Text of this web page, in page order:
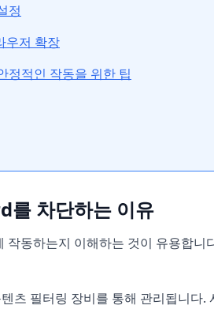
정
우저 확장
정적인 작동을 위한 팁
를 차단하는 이유
작동하는지 이해하는 것이 유용합니
츠 필터링 장비를 통해 관리됩니다.